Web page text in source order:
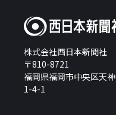
株式会社西日本新聞社
〒810-8721
福岡県福岡市中央区天神
1-4-1